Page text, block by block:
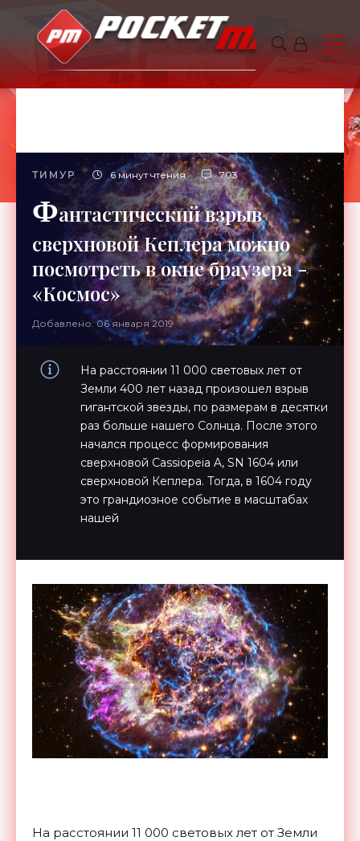
ТИМУР 6 минут чтения 703
Фантастический взрыв
сверхновой Кеплера можно
посмотреть в окне браузера -
«Космос»
Добавлено: 06 января 2019
На расстоянии 11 000 световых лет от
Земли 400 лет назад произошел взрыв
гигантской звезды, по размерам в десятки
раз больше нашего Солнца. После этого
начался процесс формирования
сверхновой Cassiopeia A, SN 1604 или
сверхновой Кеплера. Тогда, в 1604 году
это грандиозное событие в масштабах
нашей
На расстоянии 11 000 световых лет от Земли